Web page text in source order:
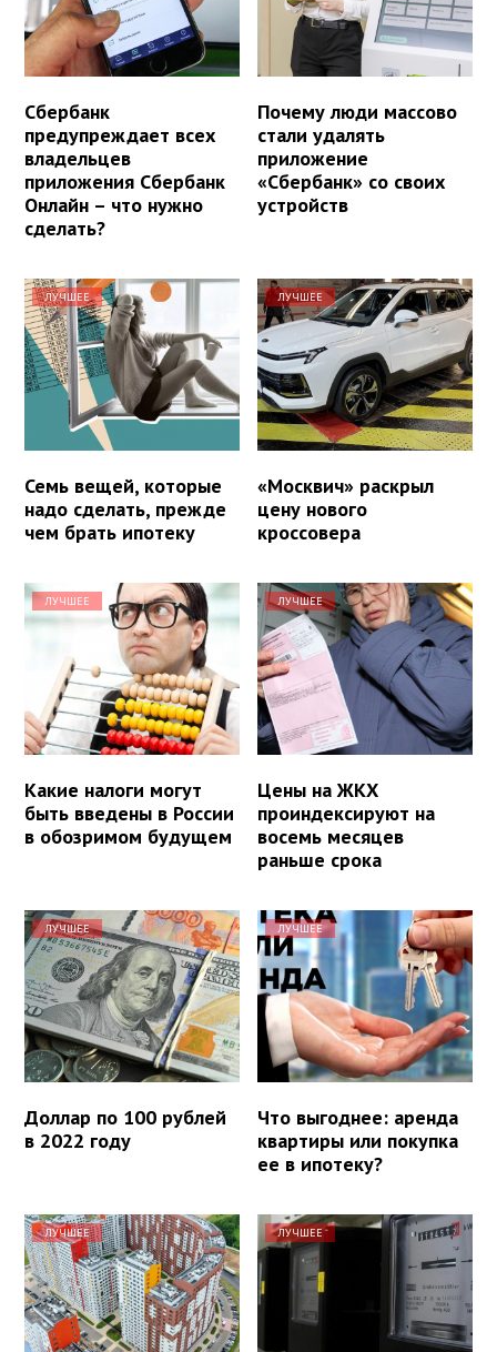
Сбербанк
предупреждает всех
владельцев
приложения Сбербанк
Онлайн – что нужно
сделать?
Почему люди массово
стали удалять
приложение
«Сбербанк» со своих
устройств
ЛУЧШЕЕ
Семь вещей, которые
надо сделать, прежде
чем брать ипотеку
ЛУЧШЕЕ
«Москвич» раскрыл
цену нового
кроссовера
ЛУЧШЕЕ
Какие налоги могут
быть введены в России
в обозримом будущем
ЛУЧШЕЕ
Цены на ЖКХ
проиндексируют на
восемь месяцев
раньше срока
ЛУЧШЕЕ
Доллар по 100 рублей
в 2022 году
ЛУЧШЕЕ
Что выгоднее: аренда
квартиры или покупка
ее в ипотеку?
ЛУЧШЕЕ ЛУЧШЕЕ